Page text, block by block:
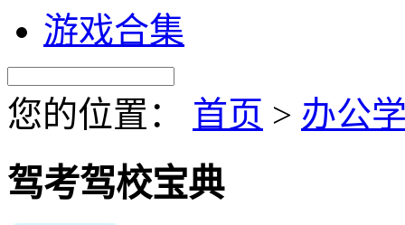
游戏合集
您的位置： 首页 > 办公
驾考驾校宝典